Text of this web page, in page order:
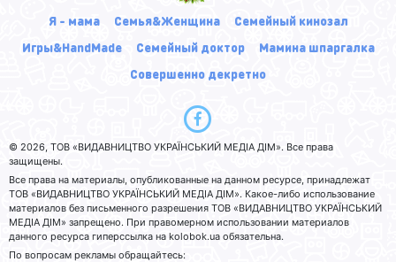
Я - мама Семья&Женщина
Семейный кинозал
Игры&HandMade
Семейный доктор
Мамина шпаргалка
Совершенно декретно
© 2026, ТОВ «ВИДАВНИЦТВО УКРАЇНСЬКИЙ МЕДІА ДІМ». Все права
защищены.
Все права на материалы, опубликованные на данном ресурсе, принадлежат
ТОВ «ВИДАВНИЦТВО УКРАЇНСЬКИЙ МЕДІА ДІМ». Какое-либо использование
материалов без письменного разрешения ТОВ «ВИДАВНИЦТВО УКРАЇНСЬКИЙ
МЕДІА ДІМ» запрещено. При правомерном использовании материалов
данного ресурса гиперссылка на kolobok.ua обязательна.
По вопросам рекламы обращайтесь: